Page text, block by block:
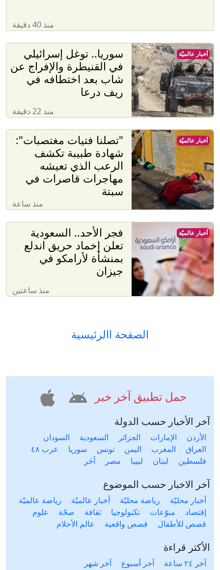
منذ 40 دقيقة
سوريا.. توغل إسرائيلي
في القنيطرة والإفراج عن
شاب بعد اختطافه في
ريف درعا
منذ 22 دقيقة
أخبار عالميّة
"تصلنا فتيات مغتصبات":
شهادة طبيبة تكشف
الرعب الذي تعيشه
مهاجرات قاصرات في
سبتة
منذ ساعة
أخبار عالميّة
فجر الأحد.. السعودية
تعلن إخماد حريق اندلع
بمنشأة لأرامكو في
جيزان
منذ ساعتين
أخبار عالميّة
الصفحة االرئيسية
حمل تطبيق آخر خبر
آخر الأخبار حسب الدولة
الأردن الإمارات الجزائر السعودية
السودان
العراق
المغرب اليمن تونس سوريا
عرب ٤٨
فلسطين
لبنان ليبيا مصر آخَر
آخر الاخبار حسب الموضوع
أخبار محليّة رياضة محليّة أخبار عالميّة
رياضة عالميّة
إقتصاد
منوّعات تكنولوجيا ثقافة صحّة
علوم
قصص للأطفال
قصص واقعية عالم الأحلام
الأكثر قراءة
آخر ٢٤ ساعة آخر أسبوع آخر شهر